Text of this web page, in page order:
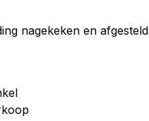
nagekeken en afgesteld